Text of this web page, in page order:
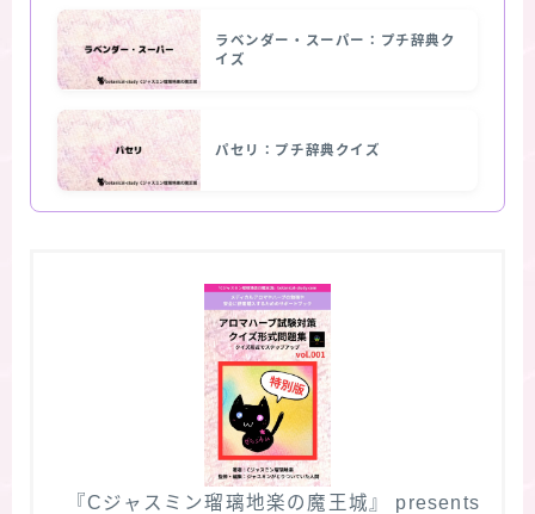
ラベンダー・スーパー：プチ辞典ク
イズ
パセリ：プチ辞典クイズ
『Cジャスミン瑠璃地楽の魔王城』 presents